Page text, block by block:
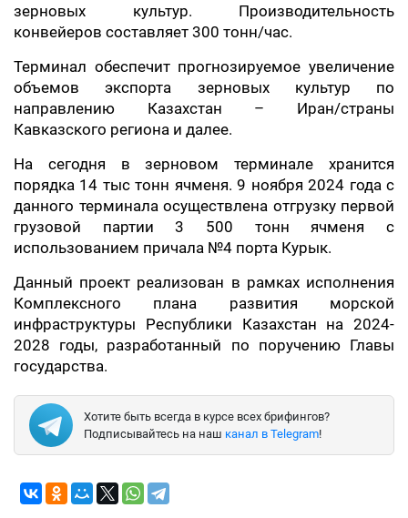
зерновых культур. Производительность
конвейеров составляет 300 тонн/час.
Терминал обеспечит прогнозируемое увеличение
объемов экспорта зерновых культур по
направлению Казахстан – Иран/страны
Кавказского региона и далее.
На сегодня в зерновом терминале хранится
порядка 14 тыс тонн ячменя. 9 ноября 2024 года с
данного терминала осуществлена отгрузку первой
грузовой партии 3 500 тонн ячменя с
использованием причала №4 порта Курык.
Данный проект реализован в рамках исполнения
Комплексного плана развития морской
инфраструктуры Республики Казахстан на 2024-
2028 годы, разработанный по поручению Главы
государства.
Хотите быть всегда в курсе всех брифингов?
Подписывайтесь на наш канал в Telegram!